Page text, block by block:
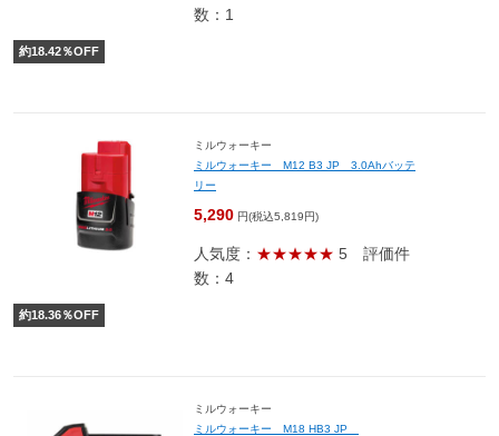
数：1
約18.42％OFF
ミルウォーキー
ミルウォーキー M12 B3 JP 3.0Ahバッテ
リー
5,290 円(税込5,819円)
人気度： ★★★★★ 5 評価件
数：4
約18.36％OFF
ミルウォーキー
ミルウォーキー M18 HB3 JP